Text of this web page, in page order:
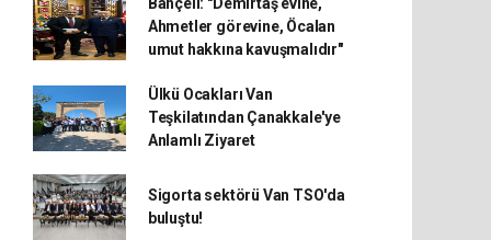
Ahmetler görevine, Öcalan
umut hakkına kavuşmalıdır"
Ülkü Ocakları Van
Teşkilatından Çanakkale'ye
Anlamlı Ziyaret
Sigorta sektörü Van TSO'da
buluştu!